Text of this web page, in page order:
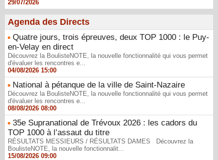
29/07/2026
Agenda des Directs
Quatre jours, trois épreuves, deux TOP 1000 : le Puy-
en-Velay en direct
Découvrez la BoulisteNOTE, la nouvelle fonctionnalité qui vous permet
d'évaluer les rencontres e...
04/08/2026 15:00
National à pétanque de la ville de Saint-Nazaire
Découvrez la BoulisteNOTE, la nouvelle fonctionnalité qui vous permet
d'évaluer les rencontres e...
08/08/2026 08:00
35e Supranational de Trévoux 2026 : les cadors du
TOP 1000 à l’assaut du titre
RÉSULTATS MESSIEURS / RÉSULTATS DAMES Découvrez la
BoulisteNOTE, la nouvelle fonctionnalit...
15/08/2026 09:00